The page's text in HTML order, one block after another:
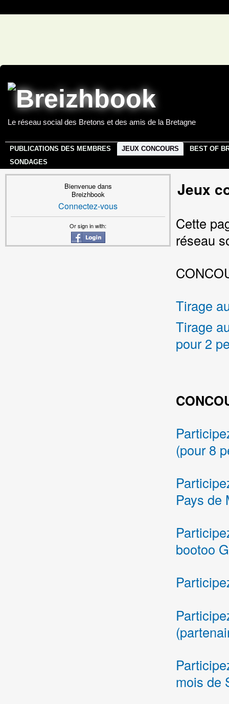
Le réseau social des Bretons et des amis de la Bretagne
PUBLICATIONS DES MEMBRES JEUX CONCOURS
BEST OF
SONDAGES
Bienvenue dans
Breizhbook
Connectez-vous
Or sign in with:
Jeux
Cette
réseau
Tirage
Tirage
pour 2
(pour 8
Pays de
bootoo
mois de